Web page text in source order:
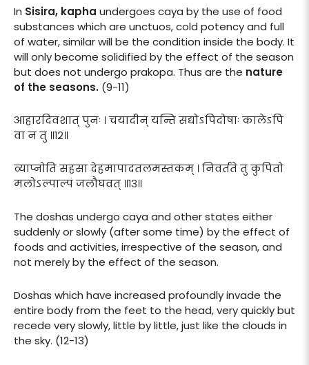
In Sisira, kapha undergoes caya by the use of food
substances which are unctuos, cold potency and full
of water, similar will be the condition inside the body. It
will only become solidified by the effect of the season
but does not undergo prakopa. Thus are the nature
of the seasons. (9-11)
आहारदिवशात् पुनः । चयादीन् यन्ति सद्योऽपिदोषाः कालेऽपि
वा न तु ॥१२॥
व्याप्नोति सहसा देहमापादतलमस्तकम् । निवर्तते तु कुपितो
मलोऽल्पाल्पं जलौघवत् ॥१३॥
The doshas undergo caya and other states either
suddenly or slowly (after some time) by the effect of
foods and activities, irrespective of the season, and
not merely by the effect of the season.
Doshas which have increased profoundly invade the
entire body from the feet to the head, very quickly but
recede very slowly, little by little, just like the clouds in
the sky. (12-13)